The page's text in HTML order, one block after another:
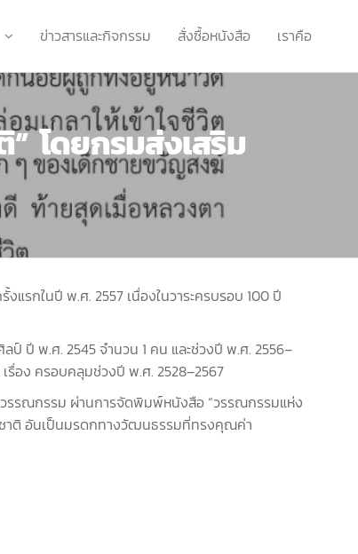
ข่าวสารและกิจกรรม สั่งซื้อหนังสือ เราคือ
” โดยกรมส่งเสริม
รกในปี พ.ศ. 2557 เนื่องในวาระครบรอบ 100 ปี
ปี พ.ศ. 2545 จำนวน 1 คน และช่วงปี พ.ศ. 2556–
รื่อง ครอบคลุมช่วงปี พ.ศ. 2528–2567
รรณกรรม ผ่านการจัดพิมพ์หนังสือ “วรรณกรรมแห่ง
ชาติ อันเป็นมรดกทางวัฒนธรรมที่ทรงคุณค่า